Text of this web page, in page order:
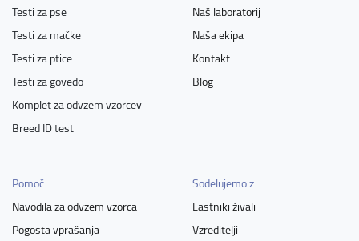
Testi za pse
Testi za mačke
Testi za ptice
Testi za govedo
Komplet za odvzem vzorcev
Breed ID test
Naš laboratorij
Naša ekipa
Kontakt
Blog
Pomoč
Navodila za odvzem vzorca
Pogosta vprašanja
Sodelujemo z
Lastniki živali
Vzreditelji